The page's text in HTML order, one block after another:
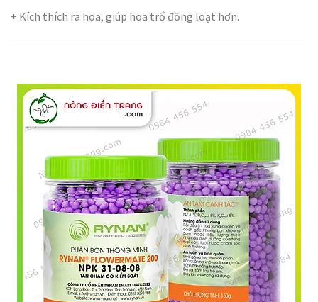
+ Kích thích ra hoa, giúp hoa trổ đồng loạt hơn.